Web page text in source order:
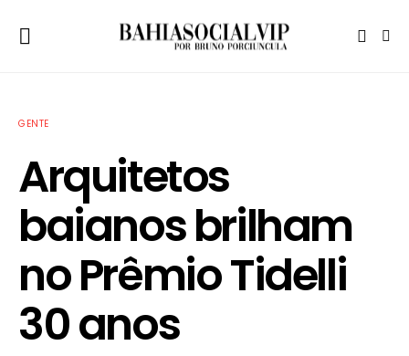
GENTE
Arquitetos
baianos brilham
no Prêmio Tidelli
30 anos